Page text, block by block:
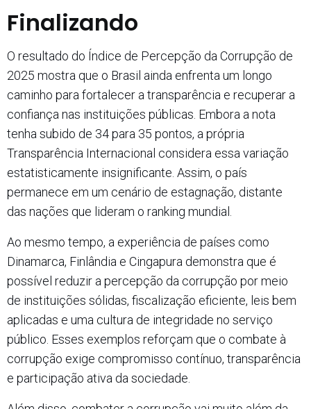
Finalizando
O resultado do Índice de Percepção da Corrupção de
2025 mostra que o Brasil ainda enfrenta um longo
caminho para fortalecer a transparência e recuperar a
confiança nas instituições públicas. Embora a nota
tenha subido de 34 para 35 pontos, a própria
Transparência Internacional considera essa variação
estatisticamente insignificante. Assim, o país
permanece em um cenário de estagnação, distante
das nações que lideram o ranking mundial.
Ao mesmo tempo, a experiência de países como
Dinamarca, Finlândia e Cingapura demonstra que é
possível reduzir a percepção da corrupção por meio
de instituições sólidas, fiscalização eficiente, leis bem
aplicadas e uma cultura de integridade no serviço
público. Esses exemplos reforçam que o combate à
corrupção exige compromisso contínuo, transparência
e participação ativa da sociedade.